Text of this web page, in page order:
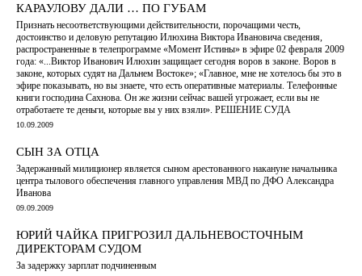
КАРАУЛОВУ ДАЛИ … ПО ГУБАМ
Признать несоответствующими действительности, порочащими честь,
достоинство и деловую репутацию Илюхина Виктора Ивановича сведения,
распространенные в телепрограмме «Момент Истины» в эфире 02 февраля 2009
года: «...Виктор Иванович Илюхин защищает сегодня воров в законе. Воров в
законе, которых судят на Дальнем Востоке»; «Главное, мне не хотелось бы это в
эфире показывать, но вы знаете, что есть оперативные материалы. Телефонные
книги господина Сахнова. Он же жизни сейчас вашей угрожает, если вы не
отработаете те деньги, которые вы у них взяли». РЕШЕНИЕ СУДА
10.09.2009
СЫН ЗА ОТЦА
Задержанный милиционер является сыном арестованного накануне начальника
центра тылового обеспечения главного управления МВД по ДФО Александра
Иванова
09.09.2009
ЮРИЙ ЧАЙКА ПРИГРОЗИЛ ДАЛЬНЕВОСТОЧНЫМ
ДИРЕКТОРАМ СУДОМ
За задержку зарплат подчиненным